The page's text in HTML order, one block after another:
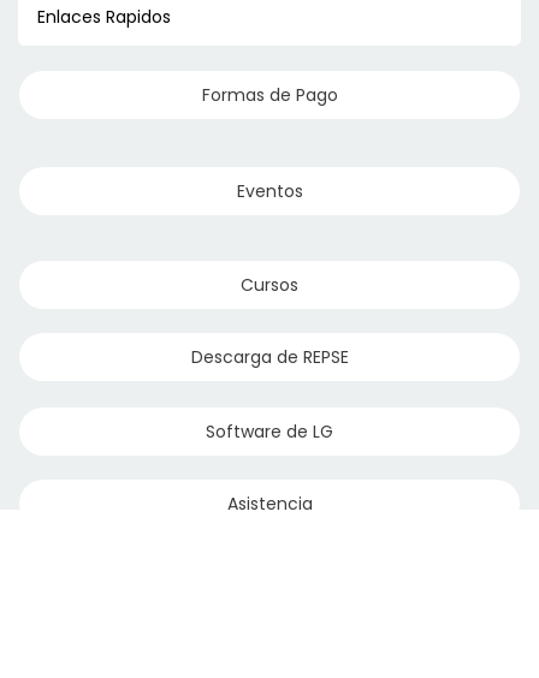
Enlaces Rapidos
Formas de Pago
Eventos
Cursos
Descarga de REPSE
Software de LG
Asistencia